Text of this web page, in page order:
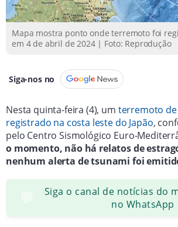
Mapa mostra ponto onde terremoto foi
em 4 de abril de 2024 | Foto: Reprodução
Siga-nos no
Nesta quinta-feira (4), um terremoto de
registrado na costa leste do Japão,
pelo Centro Sismológico Euro-
o momento, não há relatos de
nenhum alerta de tsunami foi
💬
Siga o canal de notícias do
no WhatsApp